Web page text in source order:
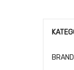
BRAND